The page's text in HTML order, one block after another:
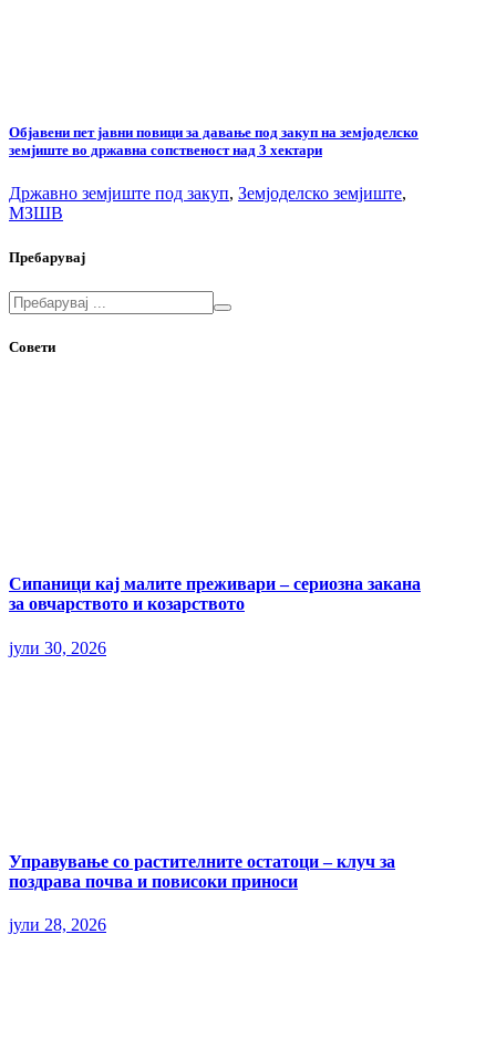
Објавени пет јавни повици за давање под закуп на земјоделско
земјиште во државна сопственост над 3 хектари
Државно земјиште под закуп, Земјоделско земјиште,
МЗШВ
Пребарувај
Совети
Сипаници кај малите преживари – сериозна закана
за овчарството и козарството
јули 30, 2026
Управување со растителните остатоци – клуч за
поздрава почва и повисоки приноси
јули 28, 2026